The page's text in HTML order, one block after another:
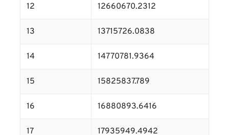
12 12660670.2312
13 13715726.0838
14 14770781.9364
15 15825837.789
16 16880893.6416
17 17935949.4942